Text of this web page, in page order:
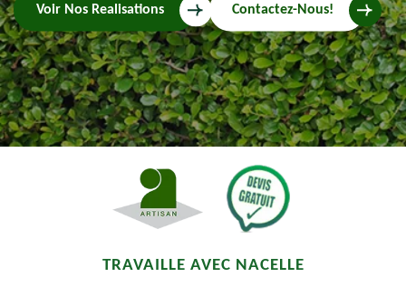
Voir Nos Realisations Contactez-Nous!
TRAVAILLE AVEC NACELLE